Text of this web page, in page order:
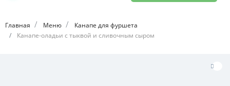
Главная Меню
Канапе для фуршета
Канапе-оладьи с тыквой и сливочным сыром